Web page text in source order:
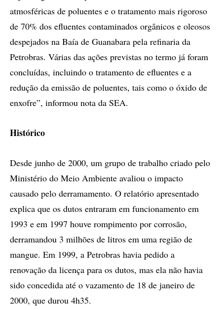
atmosféricas de poluentes e o tratamento mais rigoroso
de 70% dos efluentes contaminados orgânicos e oleosos
despejados na Baía de Guanabara pela refinaria da
Petrobras. Várias das ações previstas no termo já foram
concluídas, incluindo o tratamento de efluentes e a
redução da emissão de poluentes, tais como o óxido de
enxofre”, informou nota da SEA.
Histórico
Desde junho de 2000, um grupo de trabalho criado pelo
Ministério do Meio Ambiente avaliou o impacto
causado pelo derramamento. O relatório apresentado
explica que os dutos entraram em funcionamento em
1993 e em 1997 houve rompimento por corrosão,
derramandou 3 milhões de litros em uma região de
mangue. Em 1999, a Petrobras havia pedido a
renovação da licença para os dutos, mas ela não havia
sido concedida até o vazamento de 18 de janeiro de
2000, que durou 4h35.